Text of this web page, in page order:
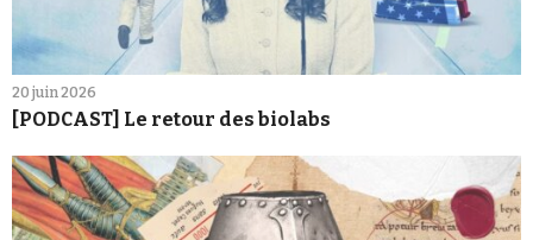
20 juin 2026
[PODCAST] Le retour des biolabs